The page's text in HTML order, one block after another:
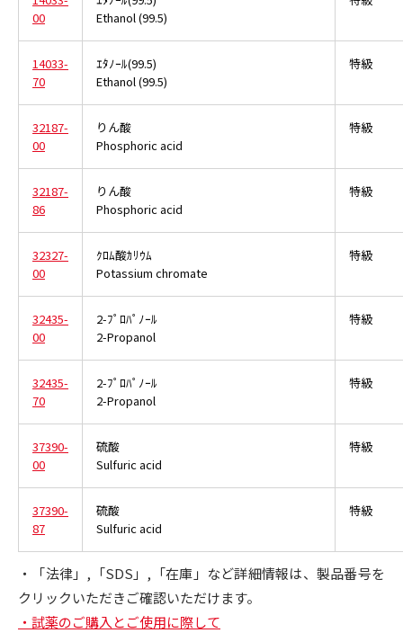
00
Ethanol (99.5)
14033-
70
ｴﾀﾉｰﾙ(99.5)
Ethanol (99.5)
特級
32187-
00
りん酸
Phosphoric acid
特級
32187-
86
りん酸
Phosphoric acid
特級
32327-
00
ｸﾛﾑ酸ｶﾘｳﾑ
Potassium chromate
特級
32435-
00
2-ﾌﾟﾛﾊﾟﾉｰﾙ
2-Propanol
特級
32435-
70
2-ﾌﾟﾛﾊﾟﾉｰﾙ
2-Propanol
特級
37390-
00
硫酸
Sulfuric acid
特級
37390-
87
硫酸
Sulfuric acid
特級
・「法律」,「SDS」,「在庫」など詳細情報は、製品番号を
クリックいただきご確認いただけます。
・試薬のご購入とご使用に際して